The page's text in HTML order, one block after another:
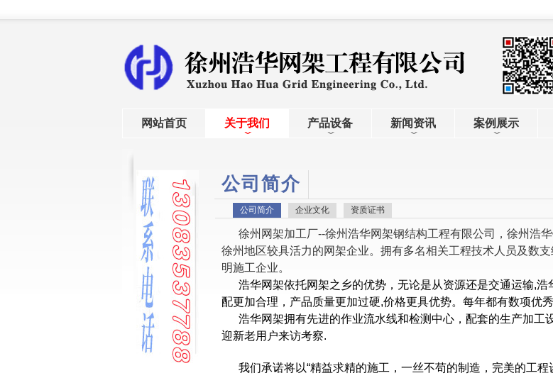
网站首页 关于我们 产品设备 新闻资讯 案例展示
公司简介
公司简介 企业文化 资质证书
徐州 网架加工厂--徐州浩华网架钢结构工程有限公司，徐州浩
徐州地区较具活力的网架企业。拥有多名相关工程技术人员及数
明施工企业。
浩华网架依托网架之乡的优势，无论是从资源还是交通运输,
配更加合理，产品质量更加过硬,价格更具优势。每年都有数项优秀
浩华网架拥有先进的作业流水线和检测中心，配套的生产加
迎新老用户来访考察.
我们承诺将以“精益求精的施工，一丝不苟的制造，完美的工